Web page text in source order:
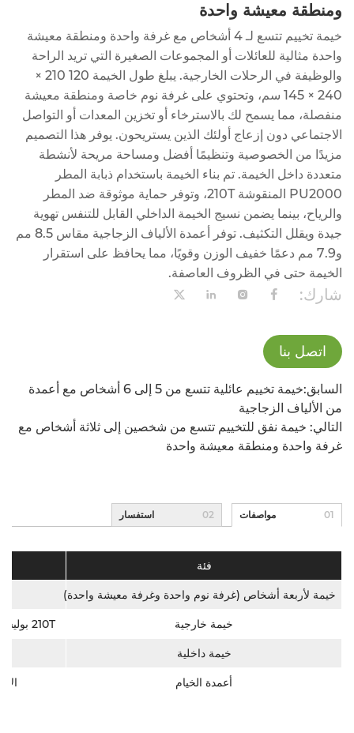
ومنطقة معيشة واحدة
خيمة تخييم تتسع لـ 4 أشخاص مع غرفة واحدة ومنطقة معيشة
واحدة مثالية للعائلات أو المجموعات الصغيرة التي تريد الراحة
والوظيفة في الرحلات الخارجية. يبلغ طول الخيمة 120 210 ×
240 × 145 سم، وتحتوي على غرفة نوم خاصة ومنطقة معيشة
منفصلة، مما يسمح لك بالاسترخاء أو تخزين المعدات أو التواصل
الاجتماعي دون إزعاج أولئك الذين يستريحون. يوفر هذا التصميم
مزيدًا من الخصوصية وتنظيمًا أفضل ومساحة مريحة لأنشطة
متعددة داخل الخيمة. تم بناء الخيمة باستخدام ذبابة المطر
PU2000 المنقوشة 210T، وتوفر حماية موثوقة ضد المطر
والرياح، بينما يضمن نسيج الخيمة الداخلي القابل للتنفس تهوية
جيدة ويقلل التكثيف. توفر أعمدة الألياف الزجاجية مقاس 8.5 مم
و7.9 مم دعمًا خفيف الوزن وقويًا، مما يحافظ على استقرار
الخيمة حتى في الظروف العاصفة.
شارك:
اتصل بنا
السابق:خيمة تخييم عائلية تتسع من 5 إلى 6 أشخاص مع أعمدة
من الألياف الزجاجية
التالي: خيمة نفق للتخييم تتسع من شخصين إلى ثلاثة أشخاص مع
غرفة واحدة ومنطقة معيشة واحدة
01 مواصفات 02 استفسار
فئة
خيمة لأربعة أشخاص (غرفة نوم واحدة وغرفة معيشة واحدة)
خيمة خارجية 210T بوليستر منقوش،PU طلاء مقاوم للماء بـ 2000 مم
خيمة داخلية
أعمدة الخيام